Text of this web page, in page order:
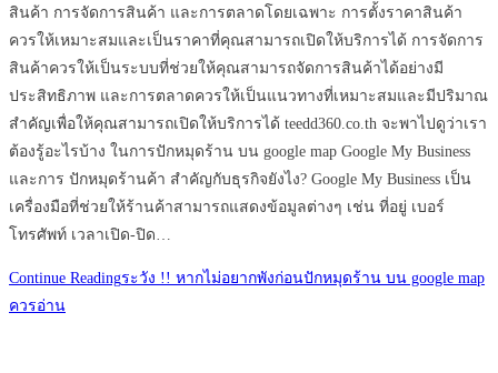
สินค้า การจัดการสินค้า และการตลาดโดยเฉพาะ การตั้งราคาสินค้า
ควรให้เหมาะสมและเป็นราคาที่คุณสามารถเปิดให้บริการได้ การจัดการ
สินค้าควรให้เป็นระบบที่ช่วยให้คุณสามารถจัดการสินค้าได้อย่างมี
ประสิทธิภาพ และการตลาดควรให้เป็นแนวทางที่เหมาะสมและมีปริมาณ
สำคัญเพื่อให้คุณสามารถเปิดให้บริการได้ teedd360.co.th จะพาไปดูว่าเรา
ต้องรู้อะไรบ้าง ในการปักหมุดร้าน บน google map Google My Business
และการ ปักหมุดร้านค้า สำคัญกับธุรกิจยังไง? Google My Business เป็น
เครื่องมือที่ช่วยให้ร้านค้าสามารถแสดงข้อมูลต่างๆ เช่น ที่อยู่ เบอร์
โทรศัพท์ เวลาเปิด-ปิด…
Continue Readingระวัง !! หากไม่อยากพังก่อนปักหมุดร้าน บน google map
ควรอ่าน